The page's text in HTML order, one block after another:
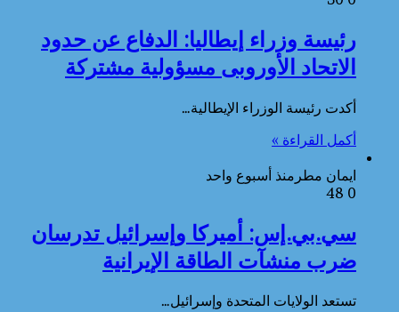
رئيسة وزراء إيطاليا: الدفاع عن حدود
الاتحاد الأوروبى مسؤولية مشتركة
أكدت رئيسة الوزراء الإيطالية…
أكمل القراءة »
ايمان مطر منذ أسبوع واحد
0
سي.بي.إس: أميركا وإسرائيل تدرسان
ضرب منشآت الطاقة الإيرانية
تستعد الولايات المتحدة وإسرائيل…